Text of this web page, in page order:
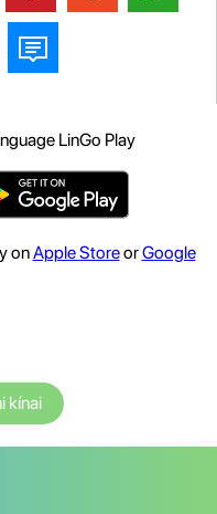
LinGo Play
onApple StoreorGoogle
kínai